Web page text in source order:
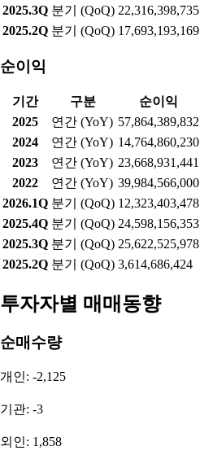
2025.3Q 분기 (QoQ) 22,316,398,735
2025.2Q 분기 (QoQ) 17,693,193,169
순이익
기간 구분 순이익
2025
연간 (YoY) 57,864,389,832
2024
연간 (YoY) 14,764,860,230
2023
연간 (YoY) 23,668,931,441
2022
연간 (YoY) 39,984,566,000
2026.1Q 분기 (QoQ) 12,323,403,478
2025.4Q 분기 (QoQ) 24,598,156,353
2025.3Q 분기 (QoQ) 25,622,525,978
2025.2Q 분기 (QoQ) 3,614,686,424
투자자별 매매동향
순매수량
개인: -2,125
기관: -3
외인: 1,858